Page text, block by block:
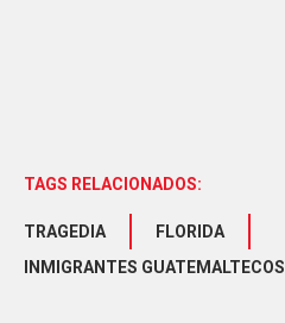
TAGS RELACIONADOS:
TRAGEDIA
FLORIDA
INMIGRANTES GUATEMALTECOS